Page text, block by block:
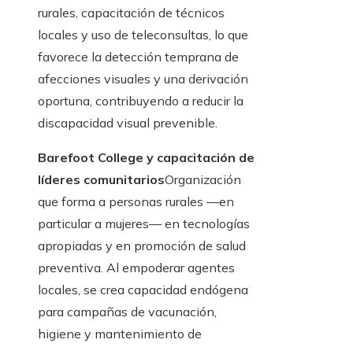
rurales, capacitación de técnicos
locales y uso de teleconsultas, lo que
favorece la detección temprana de
afecciones visuales y una derivación
oportuna, contribuyendo a reducir la
discapacidad visual prevenible.
Barefoot College y capacitación de
líderes comunitariosOrganización
que forma a personas rurales —en
particular a mujeres— en tecnologías
apropiadas y en promoción de salud
preventiva. Al empoderar agentes
locales, se crea capacidad endógena
para campañas de vacunación,
higiene y mantenimiento de